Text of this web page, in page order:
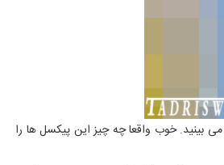
بینید. خوب واقعا چه چیز این پیکسل ها را